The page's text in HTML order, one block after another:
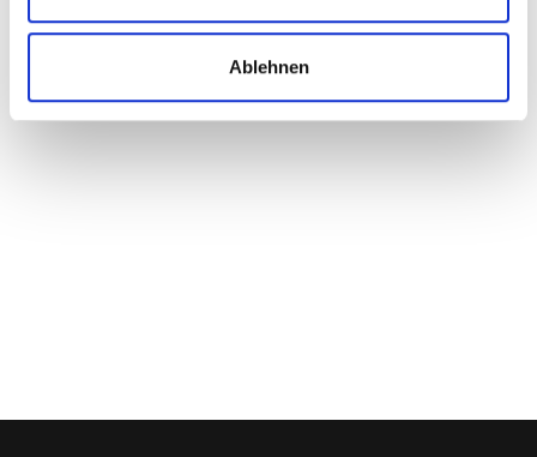
Ablehnen